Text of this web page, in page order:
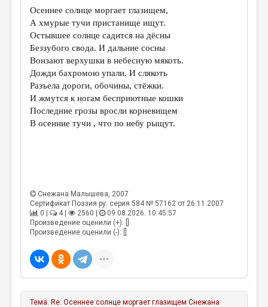
НОВОСТИ
ПРАВИЛА САЙТА
ОТДЕЛЫ И РУБРИКИ
ИЗБРАННОЕ
ДАЙДЖЕСТ
ПРОИЗВЕДЕНИЯ
КНИЖНАЯ ПОЛКА
ОБЗОР ЛИТЕРАТУРЫ
СТРАНИЦЫ ПАМЯТИ
ОБЪЯВЛЕНИЯ
КОЛОНКА РЕДАКТОРА
Осеннее солнце моргает глазищем,
А хмурые тучи пристанище ищут.
Остывшее солнце садится на дёсны
Беззубого свода. И дальние сосны
Вонзают верхушки в небесную мякоть.
Дожди бахромою упали. И слякоть
Разъела дороги, обочины, стёжки.
И жмутся к ногам бесприютные кошки
Последние грозы вросли корневищем
В осенние тучи , что по небу рыщут.
Снежана Малышева, 2007
Сертификат Поэзия.ру: серия 584 № 57162 от 26.11.2007
0 |
4 | 2560 |
09.08.2026. 10:45:57
Произведение оценили (+): []
Произведение оценили (-): []
Тема: Re: Осеннее солнце моргает глазищем Снежана